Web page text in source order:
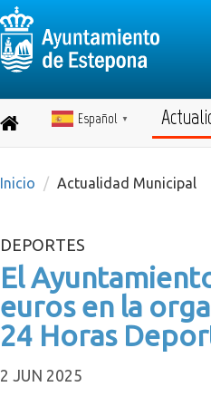
Destino:
inicio
Español ▼
Inicio Actualidad Municipal
DEPORTES
El
euros en la
24 Horas
2 JUN 2025